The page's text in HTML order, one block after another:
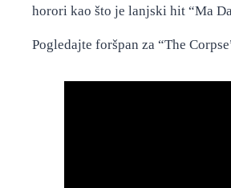
horori kao što je lanjski hit “Ma
Pogledajte foršpan za “The